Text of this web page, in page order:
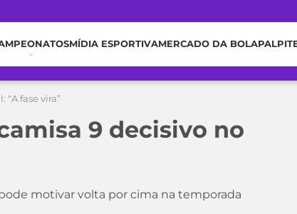
MÍDIA ESPORTIVAMERCADO DA BOLA
fase vira”
9 decisivo no
motivar volta por cima na temporada